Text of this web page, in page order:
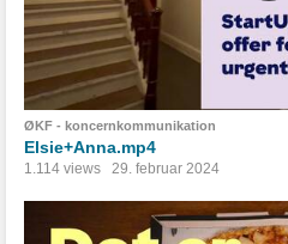
ØKF - koncernkommunikation
Elsie+Anna.mp4
1.114 views 29. februar 2024